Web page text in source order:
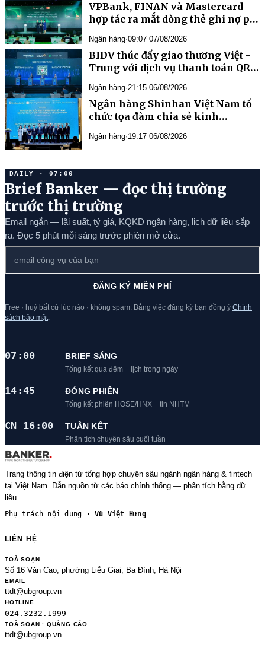
VPBank, FINAN và Mastercard
hợp tác ra mắt dòng thẻ ghi nợ phi
Ngân hàng·09:07 07/08/2026
BIDV thúc đẩy giao thương Việt -
Trung với dịch vụ thanh toán QR
Ngân hàng·21:15 06/08/2026
Ngân hàng Shinhan Việt Nam tổ
chức tọa đàm chia sẻ kinh
xếp hạng nội bộ IRB
Ngân hàng·19:17 06/08/2026
DAILY · 07:00
Brief Banker — đọc thị trường
trước thị trường
Email ngắn — lãi suất, tỷ giá, KQKD ngân hàng, lịch dữ liệu sắp
ra. Đọc 5 phút mỗi sáng trước phiên mở cửa.
ĐĂNG KÝ MIỄN PHÍ
Free · huỷ bất cứ lúc nào · không spam. Bằng việc đăng ký bạn đồng ý Chính
sách bảo mật
07:00 BRIEF SÁNG
Tổng kết qua đêm + lịch trong ngày
14:45 ĐÓNG PHIÊN
Tổng kết phiên HOSE/HNX + tin NHTM
CN 16:00 TUẦN KẾT
Phân tích chuyên sâu cuối tuần
Trang thông tin điện tử tổng hợp chuyên sâu ngành ngân hàng & fintech
tại Việt Nam. Dẫn nguồn từ các báo chính thống — phân tích bằng dữ
liệu.
Phụ trách nội dung ·Vũ Việt Hưng
LIÊN HỆ
TOÀ SOẠN
Số 16 Văn Cao, phường Liễu Giai, Ba Đình, Hà Nội
EMAIL
ttdt@ubgroup.vn
HOTLINE
024.3232.1999
TOÀ SOẠN · QUẢNG CÁO
ttdt@ubgroup.vn